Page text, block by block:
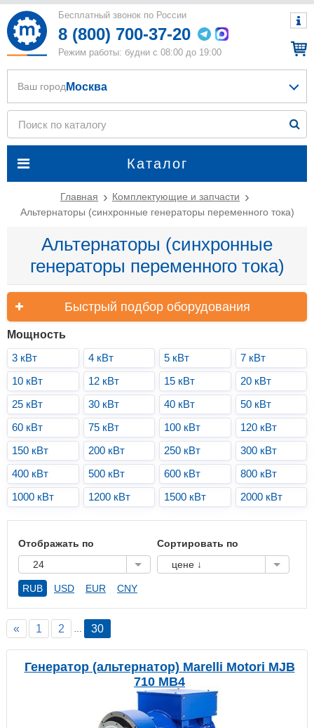
Бесплатный звонок по России
8 (800) 700-37-20
Режим работы: будни с 08:00 до 19:00
Каталог
Ваш город Москва
Главная
Комплектующие и запчасти
Альтернаторы (синхронные генераторы переменного тока)
Альтернаторы (синхронные
генераторы переменного тока)
Быстрый подбор оборудования
Мощность
3 кВт
4 кВт 5 кВт
7 кВт
10 кВт
12 кВт 15 кВт
20 кВт
25 кВт
30 кВт 40 кВт
50 кВт
60 кВт
75 кВт 100 кВт
120 кВт
150 кВт
200 кВт 250 кВт
300 кВт
400 кВт
500 кВт 600 кВт
800 кВт
1000 кВт
1200 кВт 1500 кВт 2000 кВт
Отображать по
24
Сортировать по
цене ↓
RUB USD EUR CNY
« 1 2 … 30
Генератор (альтернатор) Marelli Motori MJB
710 MB4